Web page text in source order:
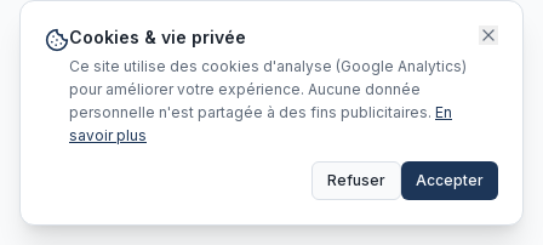
Cookies & vie privée
Ce site utilise des cookies d'analyse (Google Analytics)
pour améliorer votre expérience. Aucune donnée
personnelle n'est partagée à des fins publicitaires. En
savoir plus
Refuser Accepter